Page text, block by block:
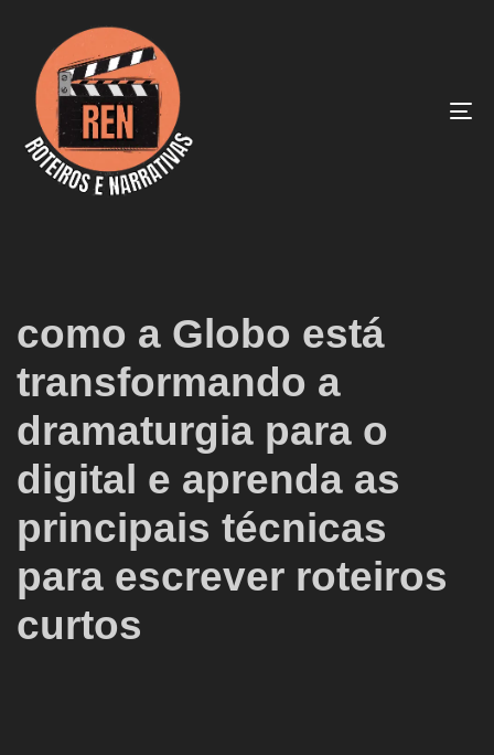
como a Globo está
transformando a
dramaturgia para o
digital e aprenda as
principais técnicas
para escrever roteiros
curtos